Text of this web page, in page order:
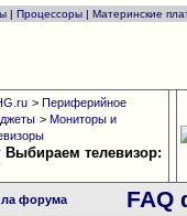
| Процессоры | Материнские
> Периферийное
> Мониторы и
Выбираем телевизор:
форума FAQ